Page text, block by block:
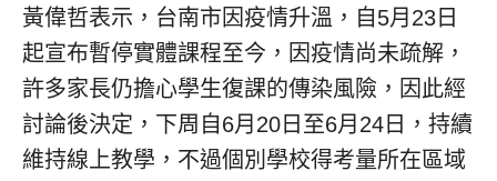
黃偉哲表示，台南市因疫情升溫，自5月23日
起宣布暫停實體課程至今，因疫情尚未疏解，
許多家長仍擔心學生復課的傳染風險，因此經
討論後決定，下周自6月20日至6月24日，持續
維持線上教學，不過個別學校得考量所在區域